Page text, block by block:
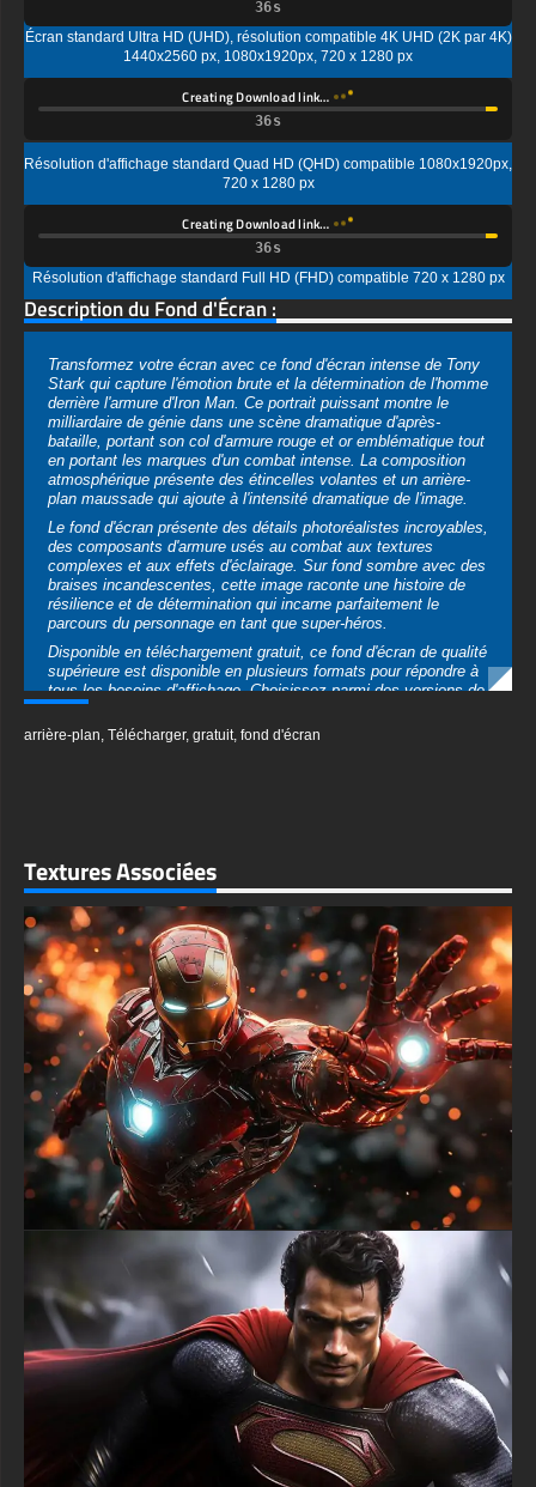
Résolution d'affichage standard Quad HD (QHD) compatible 1080x1920px,
Creating Download link…
Résolution d'affichage standard Full HD (FHD) compatible 720 x 1280 px
Description du Fond d'Écran :
Transformez votre écran avec ce fond d'écran intense de Tony
Stark qui capture l'émotion brute et la détermination de l'homme
derrière l'armure d'Iron Man. Ce portrait puissant montre le
milliardaire de génie dans une scène dramatique d'après-
bataille, portant son col d'armure rouge et or emblématique tout
atmosphérique présente des étincelles volantes et un arrière-
plan maussade qui ajoute à l'intensité dramatique de l'image.
Le fond d'écran présente des détails photoréalistes incroyables,
des composants d'armure usés au combat aux textures
complexes et aux effets d'éclairage. Sur fond sombre avec des
braises incandescentes, cette image raconte une histoire de
résilience et de détermination qui incarne parfaitement le
parcours du personnage en tant que super-héros.
Disponible en téléchargement gratuit, ce fond d'écran de qualité
supérieure est disponible en plusieurs formats pour répondre à
tous les besoins d'affichage. Choisissez parmi des versions de
bureau ultra-larges en résolutions 4K (3840x2160) et Ultra HD,
ou des adaptations verticales parfaites pour les appareils
mobiles. Chaque format conserve une clarté exceptionnelle qui
fait ressortir chaque détail de ce portrait convaincant.
Téléchargez instantanément ce superbe fond d'écran dans
votre format préféré (JPG, PNG ou qualité HD), sans
conservent une qualité d'image professionnelle tout en
La qualité cinématographique et la représentation intense en
font un choix idéal pour personnaliser vos appareils numériques
des super-héros.
textures-3d-gratuiteshd.com
arrière-plan, Télécharger,gratuit, fond d'écran